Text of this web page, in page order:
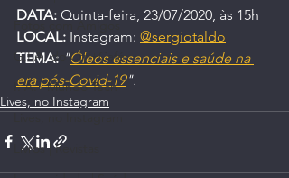
Fotos com Amigos
G.I.A. do Ctrl+Café
I. A. | Mundo Tech
Lives, no Instagram
Livros | Revistas
DATA: Quinta-feira, 23/07/2020, às 15h
LOCAL: Instagram: @sergiotaldo
TEMA: "Óleos essenciais e saúde na
era pós-Covid-19".
Lives, no Instagram